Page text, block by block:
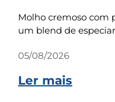
Molho cremoso com
um blend de
05/08/2026
Ler mais